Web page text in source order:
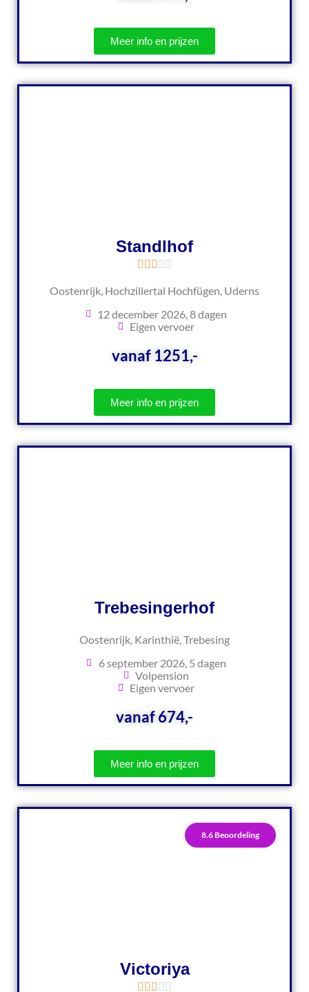
Meer info en prijzen
Standlhof
Oostenrijk, Hochzillertal Hochfügen, Uderns
12 december 2026, 8 dagen
Eigen vervoer
vanaf 1251,-
Meer info en prijzen
Trebesingerhof
Oostenrijk, Karinthië, Trebesing
6 september 2026, 5 dagen
Volpension
Eigen vervoer
vanaf 674,-
Meer info en prijzen
8.6 Beoordeling
Victoriya